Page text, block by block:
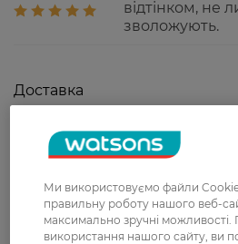
відтінком, не
зволожують.
Доставка
Нова пошта
У відділення Нової пошти -
Укрпошта
Вартість доставки - 79
Ми використовуємо файли
правильну роботу нашого веб-
максимально зручні
використання нашого сайту, ви